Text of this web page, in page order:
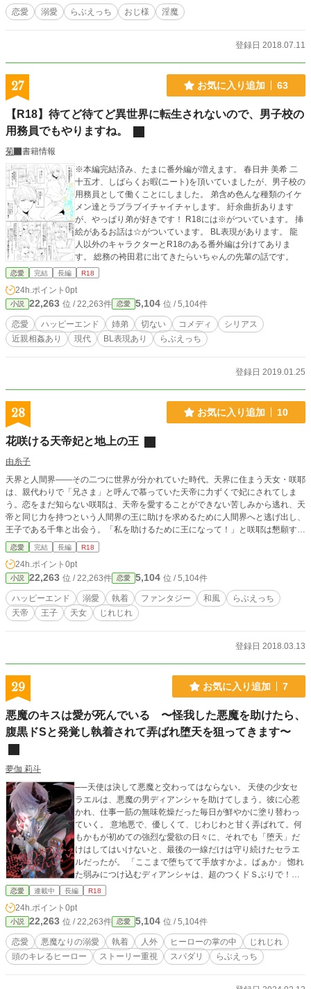
恋愛 溺愛 らぶえっち おじ様 淫魔
登録日 2018.07.11
27 お気に入り追加 63
【R18】待てど待てど異世界に転生されないので、男子校の
用務員でもやりますね。
菊
書籍情報
※本編完結済み、たまに番外編が増えます。 春日井 美希 二
十五才、しばらくお暇(ニート)を頂いていましたが、男子校の
用務員として働くことにしました。 弟含め色んな種類のイケ
メン達とラブラブイチャイチャします。 紆余曲折あります
が、やっぱり弟が好きです！ R18には※がついています。 挿
絵があるお話は☆がついています。 BL表現があります。 龍
人以外のキャラクターとR18のある番外編は分けてありま
す。 総務の袴田君に出てきたらいちゃんの先輩の話です。
恋愛 完結 長編 R18
24h.ポイント 0pt
小説 22,263 位 / 22,263件 恋愛 5,104 位 / 5,104件
恋愛 ハッピーエンド 姉弟 切ない コメディ
シリアス
近親相姦あり
現代 BL表現あり らぶえっち
登録日 2019.01.25
28 お気に入り追加 10
花咲ける天帝妃と地上の王
由糸子
天界と人間界――その二つに世界が分かれていた時代。天界に住まう天女・咲耶
は、親代わりで「兄さま」と呼んで慕っていた天帝に力ずくで妃にされてしま
う。恋をまだ知らない咲耶は、天帝を愛することができない苦しみから逃れ、天
帝と同じ力を持つという人間界の王に助けを求めるために人間界へと逃げ出し、
王子である千隼と出会う。「私を助けるために王になって！」と咲耶は懇願する
ものの、千隼は拒否。そのうえ、千隼は咲耶を愛人扱いしようとする。しかし、
咲耶が関係を持つことを断固拒否すると、千隼に「抱き枕代わり」として毎夜の
ように抱きしめられ、唇で愛撫を繰り返されてしまう。そんな中で互いの過去や
事情を知り、思いを通わせるようになる二人だったが、咲耶を探す天帝が迫って
きていて……。 ※ラブコメ風味の「なんちゃって和風ファンタジー」です。 ※
性描写がある話には☆、無理強いの性描写がある話には★をつけています。
恋愛 完結 長編 R18
24h.ポイント 0pt
小説 22,263 位 / 22,263件 恋愛 5,104 位 / 5,104件
ハッピーエンド 溺愛 執着 ファンタジー 和風
らぶえっち
天帝
王子 天女 じれじれ
登録日 2018.03.13
29 お気に入り追加 7
悪魔のキスは愛が死んでいる 〜怪我した悪魔を助けたら、
腹黒ドSと発覚し執着されて弄ばれ堕天を狙ってきます〜
夢伽 莉斗
──天使は決して悪魔と交わってはならない。 天使の少女セ
ラエルは、悪魔の男ディアンシャを助けてしまう。彼に心惹
かれ、仕事一筋の無味乾燥だった毎日が鮮やかに塗り替わっ
ていく。 意地悪で、優しくて、じわじわと甘く弄ばれて。何
もかもが初めての強烈な愛欲の日々に、それでも「堕天」だ
けはしてはいけないと、最後の一線だけは守り続けたセラエ
ルだったが。 「ここまで堕ちてて手放すかよ。ばぁか」 惚れ
た弱みにつけ込むディアンシャは、超のつくドＳぶりで！？
最後の別れの日、陥落寸前のセラエルは── これは悪魔×天
度差が砂糖菓子とドブ川くらいあり、ガチ悪役との夢小説等
が好きな方にオススメ。 １章→じれじれで距離を詰める甘イ
チャ、２章→腹黒発覚、３章→好きを認めない天使vs認めさ
せたい悪魔、４章→両思い 最終形態→「愛憎すべて俺にく
れ」の激重感情悪魔と、意地悪されても健気に悪魔を恋い慕
い・冷淡・鬼畜の属性持ち ※地雷タグ：残酷な描写あり 異世
恋愛 連載中 長編 R18
24h.ポイント 0pt
小説 22,263 位 / 22,263件 恋愛 5,104 位 / 5,104件
恋愛 悪魔なりの溺愛 執着 人外 ヒーローの掌の中
じれじれ
頭のキレるヒーロー
ストーリー重視 スパダリ らぶえっち